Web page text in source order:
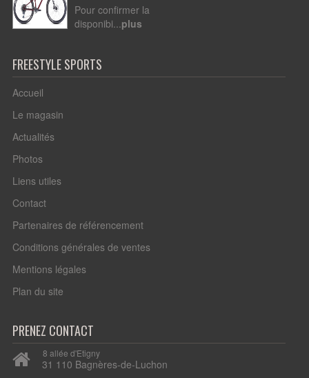
Pour confirmer la
disponibi...plus
FREESTYLE SPORTS
Accueil
Le magasin
Actualités
Photos
Liens utiles
Contact
Partenaires de référencement
Conditions générales de ventes
Mentions légales
Plan du site
PRENEZ CONTACT
8 allée d'Etigny
31 110 Bagnères-de-Luchon